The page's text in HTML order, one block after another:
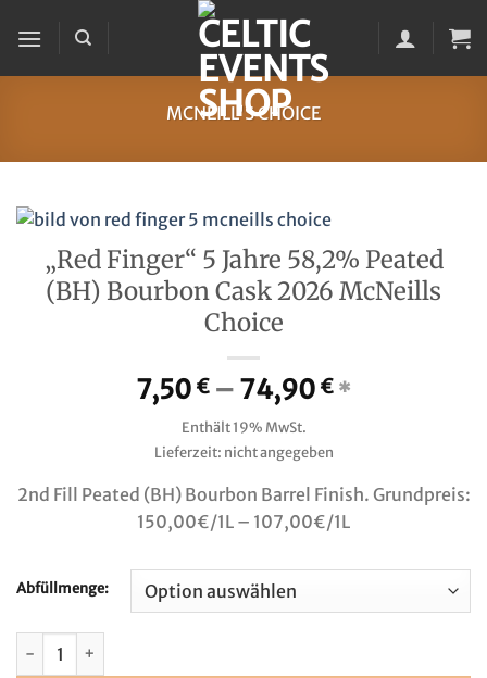
Inhalt
MCNEILL'S CHOICE
„Red Finger“ 5 Jahre 58,2% Peated
(BH) Bourbon Cask 2026 McNeills
Choice
7,50 € –74,90 € *
Enthält 19% MwSt.
Lieferzeit: nicht angegeben
2nd Fill Peated (BH) Bourbon Barrel Finish. Grundpreis:
150,00€/1L – 107,00€/1L
Abfüllmenge:
"Red Finger" 5 Jahre 58,2% Peated (BH) Bourbon Cask 2026